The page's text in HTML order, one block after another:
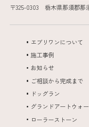
〒325-0303 栃木県那須郡那
エブリワンについて
施工事例
お知らせ
ご相談から完成まで
ドッグラン
グランドアートウォ
ローラーストーン